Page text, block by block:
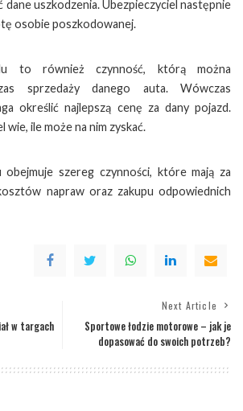
dane uszkodzenia. Ubezpieczyciel następnie
osobie poszkodowanej.
to również czynność, którą można
sprzedaży danego auta. Wówczas
określić najlepszą cenę za dany pojazd.
wie, ile może na nim zyskać.
obejmuje szereg czynności, które mają za
napraw oraz zakupu odpowiednich
w targach
Next Article
Sportowe łodzie motorowe – jak je
dopasować do swoich potrzeb?